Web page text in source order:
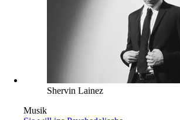
Shervin Lainez
Musik